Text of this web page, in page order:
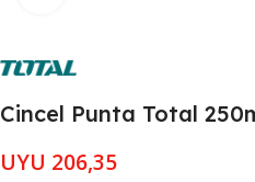
Cincel Punta Total
UYU 206,35